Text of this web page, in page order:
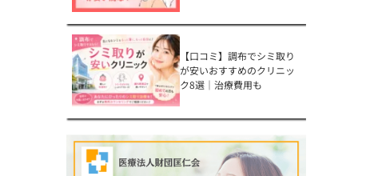
【口コミ】調布でシミ取り
が安いおすすめのクリニッ
ク8選｜治療費用も